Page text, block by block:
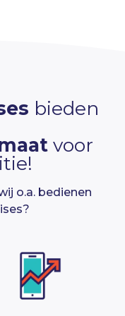
bieden
voor
o.a. bedienen